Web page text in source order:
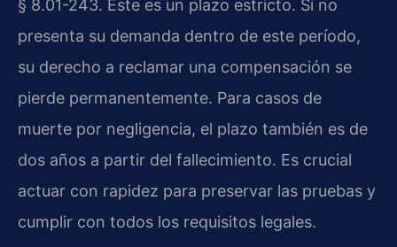
§ 8.01-243. Este es un plazo estricto. Si no
presenta su demanda dentro de este período,
su derecho a reclamar una compensación se
pierde permanentemente. Para casos de
muerte por negligencia, el plazo también es de
dos años a partir del fallecimiento. Es crucial
actuar con rapidez para preservar las pruebas y
cumplir con todos los requisitos legales.